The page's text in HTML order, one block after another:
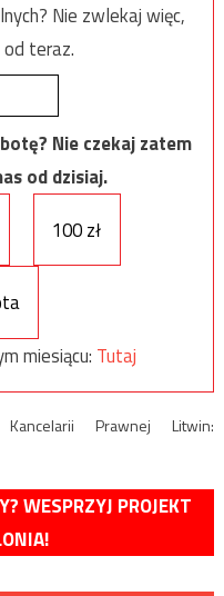
Nie zwlekaj więc,
teraz.
Nie czekaj zatem
od dzisiaj.
100 zł
miesiącu: Tutaj
Prawnej Litwin:
WESPRZYJ PROJEKT